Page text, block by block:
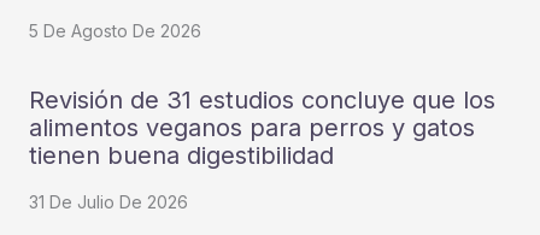
5 De Agosto De 2026
Revisión de 31 estudios concluye que los
alimentos veganos para perros y gatos
tienen buena digestibilidad
31 De Julio De 2026